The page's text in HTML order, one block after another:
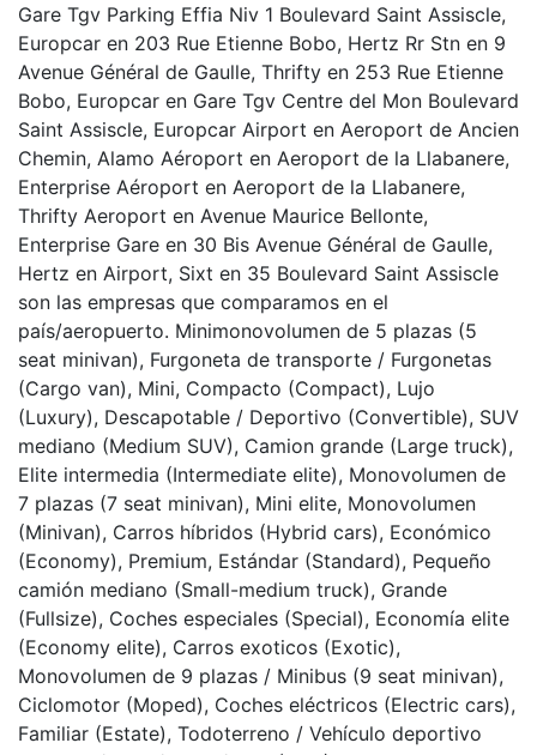
Gare Tgv Parking Effia Niv 1 Boulevard Saint Assiscle,
Europcar en 203 Rue Etienne Bobo, Hertz Rr Stn en 9
Avenue Général de Gaulle, Thrifty en 253 Rue Etienne
Bobo, Europcar en Gare Tgv Centre del Mon Boulevard
Saint Assiscle, Europcar Airport en Aeroport de Ancien
Chemin, Alamo Aéroport en Aeroport de la Llabanere,
Enterprise Aéroport en Aeroport de la Llabanere,
Thrifty Aeroport en Avenue Maurice Bellonte,
Enterprise Gare en 30 Bis Avenue Général de Gaulle,
Hertz en Airport, Sixt en 35 Boulevard Saint Assiscle
son las empresas que comparamos en el
país/aeropuerto. Minimonovolumen de 5 plazas (5
seat minivan), Furgoneta de transporte / Furgonetas
(Cargo van), Mini, Compacto (Compact), Lujo
(Luxury), Descapotable / Deportivo (Convertible), SUV
mediano (Medium SUV), Camion grande (Large truck),
Elite intermedia (Intermediate elite), Monovolumen de
7 plazas (7 seat minivan), Mini elite, Monovolumen
(Minivan), Carros híbridos (Hybrid cars), Económico
(Economy), Premium, Estándar (Standard), Pequeño
camión mediano (Small-medium truck), Grande
(Fullsize), Coches especiales (Special), Economía elite
(Economy elite), Carros exoticos (Exotic),
Monovolumen de 9 plazas / Minibus (9 seat minivan),
Ciclomotor (Moped), Coches eléctricos (Electric cars),
Familiar (Estate), Todoterreno / Vehículo deportivo